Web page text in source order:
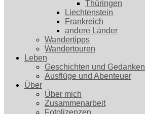
Thüringen
Liechtenstein
Frankreich
andere Länder
Wandertipps
Wandertouren
Leben
Geschichten und Gedanken
Ausflüge und Abenteuer
Über
Über mich
Zusammenarbeit
Fotolizenzen